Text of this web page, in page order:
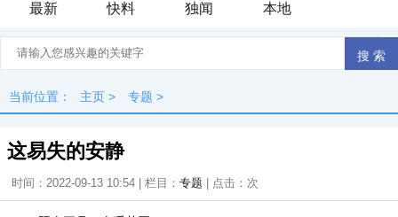
最新
快料 独闻 本地
当前位置： 主页 > 专题 >
这易失的安静
时间：2022-09-13 10:54 | 栏目： 专题 | 点击： 次